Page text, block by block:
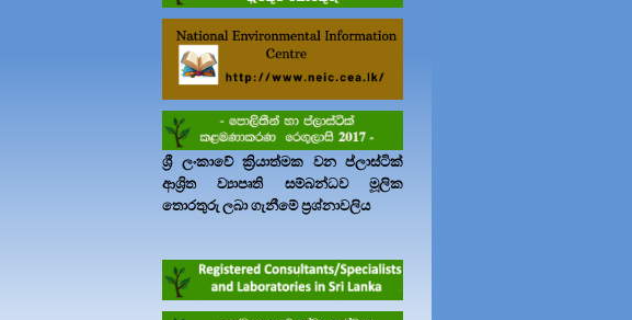
ශ්‍රී ලංකාවේ ක්‍රියාත්මක වන ප්ලාස්ටික්
ආශ්‍රිත ව්‍යාපෘති සම්බන්ධව මූලික
තොරතුරු ලබා ගැනීමේ ප්‍රශ්නාවලිය